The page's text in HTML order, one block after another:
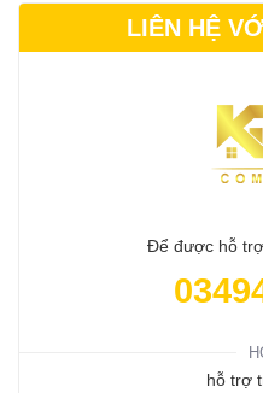
LIÊN HỆ
Để được hỗ
hỗ trợ